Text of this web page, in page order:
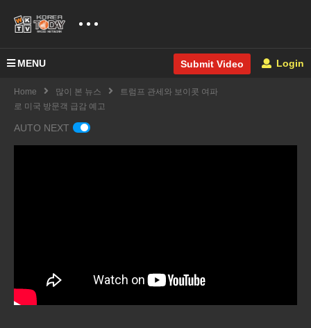
MENU Submit Video Login
Home 많이 본 뉴스
트럼프 관세와 보이콧 여파
로 미국 방문객 급감 예고
AUTO NEXT